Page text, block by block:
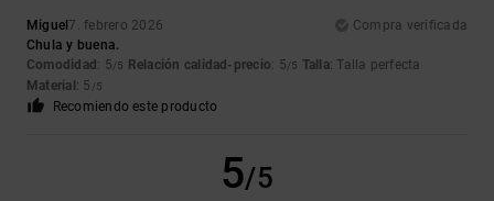
Miguel 7. febrero 2026
Compra verificada
Chula y buena.
Comodidad : 5/5 Relación calidad-precio: 5/5 Talla: Talla perfecta
Material : 5 /5
Recomiendo este producto
5/5